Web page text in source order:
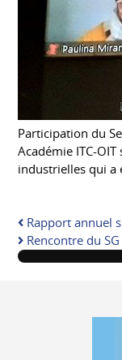
Participation du
Académie ITC-
industrielles qui a
Rapport annuel
Rencontre du SG